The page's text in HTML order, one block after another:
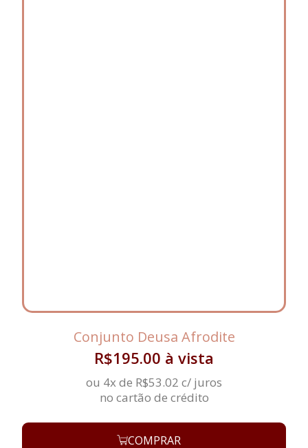
Conjunto Deusa Afrodite
R$195.00 à vista
ou 4x de R$53.02 c/ juros
no cartão de crédito
COMPRAR